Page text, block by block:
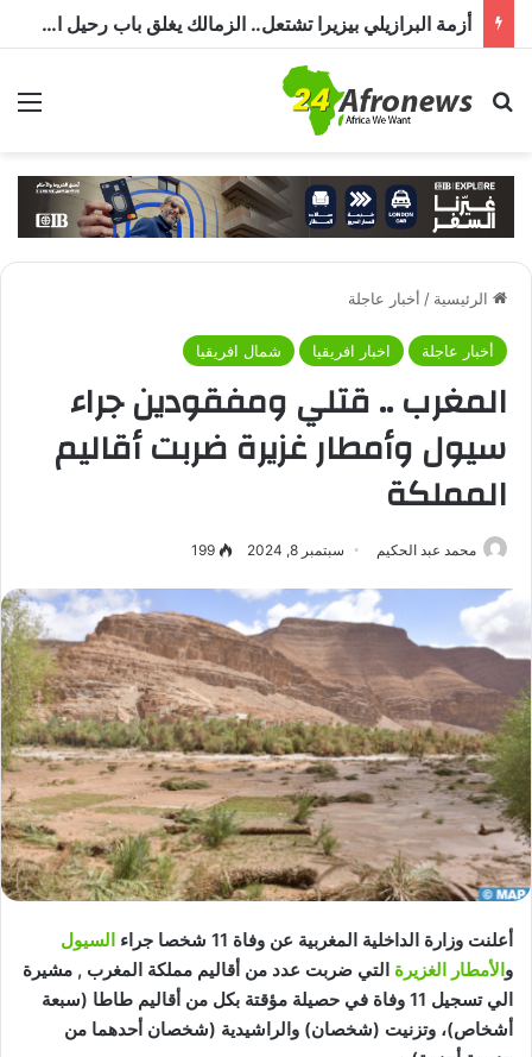
أزمة البرازيلي بيزيرا تشتعل.. الزمالك يغلق باب رحيل اللاعب ويؤكد : « لن ندخل في مفاوضات بشأن أي عروض »
بحث عن
الرئيسية / أخبار عاجلة
أخبار عاجلة اخبار افريقيا شمال افريقيا
المغرب .. قتلي ومفقودين جراء
سيول وأمطار غزيرة ضربت أقاليم
المملكة
محمد عبد الحكيم سبتمبر 8, 2024 199
أعلنت وزارة الداخلية المغربية عن وفاة 11 شخصا جراء
السيول
و الأمطار الغزيرة التي ضربت عدد من أقاليم مملكة المغرب , مشيرة
الي تسجيل 11 وفاة في حصيلة مؤقتة بكل من أقاليم طاطا (سبعة
أشخاص)، وتزنيت (شخصان) والراشيدية (شخصان أحدهما من